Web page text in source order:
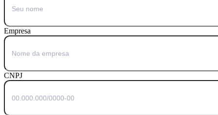
Empresa
CNPJ